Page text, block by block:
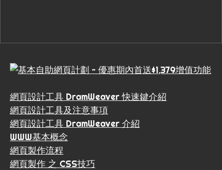
網頁設計工具 DramWeaver 快速鍵介紹
網頁設計工具及注意事項
網頁設計工具 DramWeaver 介紹
WWW基本概念
網頁製作流程
網頁製作 之 CSS技巧